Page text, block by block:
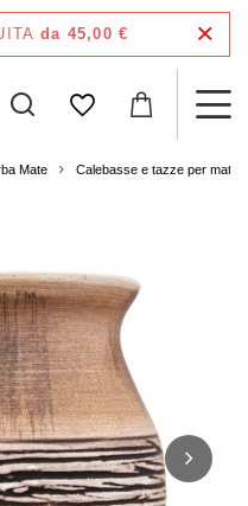
da 45,00 €
Mate Calebasse e tazze per mate